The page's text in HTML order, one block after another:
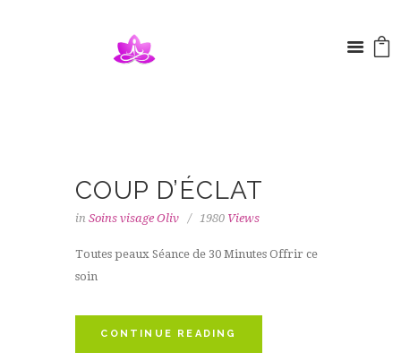
COUP D’ÉCLAT
in Soins visage Oliv 1980 Views
Toutes peaux Séance de 30 Minutes Offrir ce
soin
CONTINUE READING